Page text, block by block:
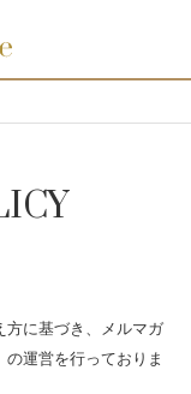
方に基づき、メルマガ
運営を行っておりま